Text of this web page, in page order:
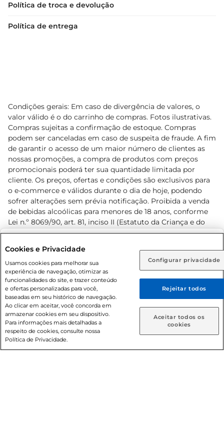
Rio de Janeiro (RJ) Goiás (GO)
Ou
Caso queira comprar online, informe como deseja receber
suas compras:
Entrega em casa Retire em Loja
Política de troca e devolução
Política de entrega
Condições gerais: Em caso de divergência de valores, o
valor válido é o do carrinho de compras. Fotos ilustrativas.
Compras sujeitas a confirmação de estoque. Compras
podem ser canceladas em caso de suspeita de fraude. A fim
de garantir o acesso de um maior número de clientes as
nossas promoções, a compra de produtos com preços
promocionais poderá ter sua quantidade limitada por
cliente. Os preços, ofertas e condições são exclusivos para
o e-commerce e válidos durante o dia de hoje, podendo
sofrer alterações sem prévia notificação. Proibida a venda
de bebidas alcoólicas para menores de 18 anos, conforme
Lei n.º 8069/90, art. 81, inciso II (Estatuto da Criança e do
Adolescente). Preços e condições exclusivos para o
prévio. O valor mínimo para as compras on-line é de R$
80,00.
© 2026 Copyright. Todos os direitos
reservados Prezunic.
Cookies e Privacidade
Usamos cookies para melhorar sua
experiência de navegação, otimizar as
funcionalidades do site, e trazer conteúdo
e ofertas personalizadas para você,
baseadas em seu histórico de navegação.
Ao clicar em aceitar, você concorda em
armazenar cookies em seu dispositivo.
Para informações mais detalhadas a
respeito de cookies, consulte nossa
Política de Privacidade.
Configurar privacidade
Rejeitar todos
Aceitar todos os
cookies